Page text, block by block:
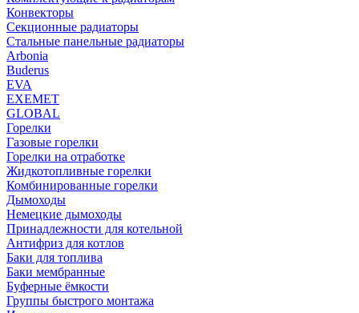
Конвекторы
Секционные радиаторы
Стальные панельные радиаторы
Arbonia
Buderus
EVA
EXEMET
GLOBAL
Горелки
Газовые горелки
Горелки на отработке
Жидкотопливные горелки
Комбинированные горелки
Дымоходы
Немецкие дымоходы
Принадлежности для котельной
Антифриз для котлов
Баки для топлива
Баки мембранные
Буферные ёмкости
Группы быстрого монтажа